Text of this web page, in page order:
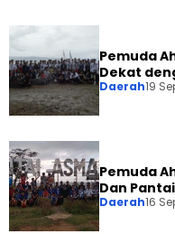
Pemuda
Dekat
Daerah19
Pemuda
Dan
Daerah16